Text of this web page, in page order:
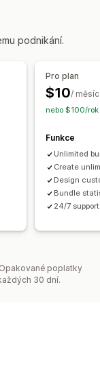
vzorky
Fyzické produkty
nacenění
podnikání.
Pro plan
$10/ měsíc
nebo $100/rok
Funkce
Unlimited
Create
Design
Bundle
24/7 support
poplatky
30 dní.